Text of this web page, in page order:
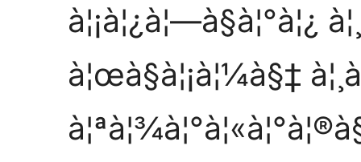
à¦¡à¦¿à¦—à§à¦°à¦¿
à¦œà§à¦¡à¦¼à§‡